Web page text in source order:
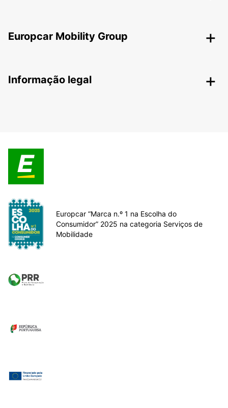
Europcar Mobility Group
Informação legal
Europcar “Marca n.º 1 na Escolha do
Consumidor” 2025 na categoria Serviços de
Mobilidade